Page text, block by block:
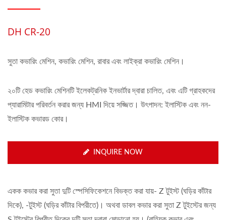
DH CR-20
সুতা কভারিং মেশিন, কভারিং মেশিন, রাবার এবং লাইক্রা কভারিং মেশিন।
২০টি হেড কভারিং মেশিনটি ইলেকট্রনিক ইনভার্টার দ্বারা চালিত, এবং এটি গ্রাহকদের
প্যারামিটার পরিবর্তন করার জন্য HMI দিয়ে সজ্জিত। উৎপাদন: ইলাস্টিক এবং নন-
ইলাস্টিক কভারড কোর।
INQUIRE NOW
একক কভার করা সুতা দুটি স্পেসিফিকেশনে বিভক্ত করা যায়- Z টুইস্ট (ঘড়ির কাঁটার
দিকে), -টুইস্ট (ঘড়ির কাঁটার বিপরীতে)। অথবা ডাবল কভার করা সুতা Z টুইস্টের জন্য